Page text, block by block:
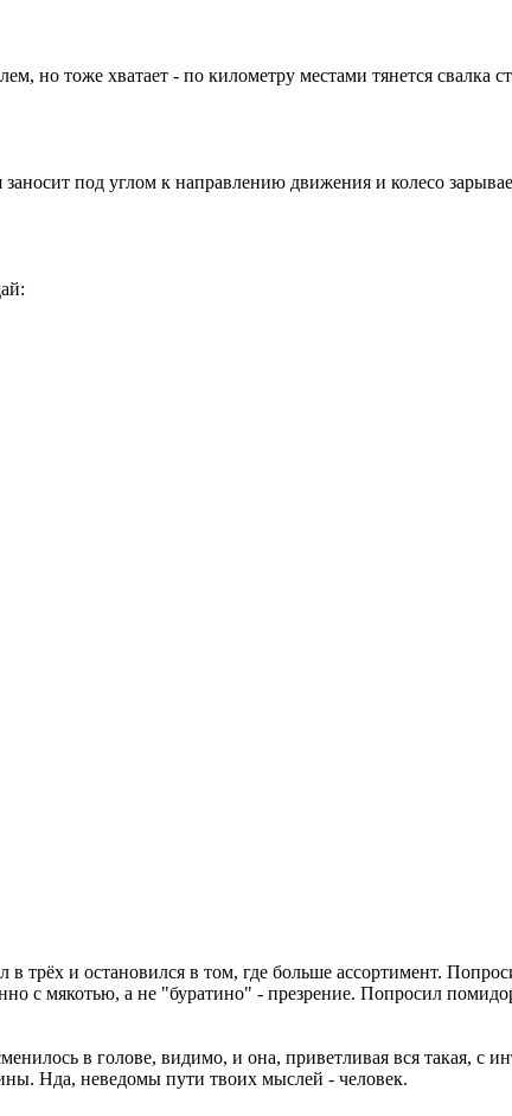
но тоже хватает - по километру местами тянется свалка
под углом к направлению движения и колесо
трёх и остановился в том, где больше ассортимент.
с мякотью, а не "буратино" - презрение. Попросил
в голове, видимо, и она, приветливая вся такая, с
Нда, неведомы пути твоих мыслей - человек.